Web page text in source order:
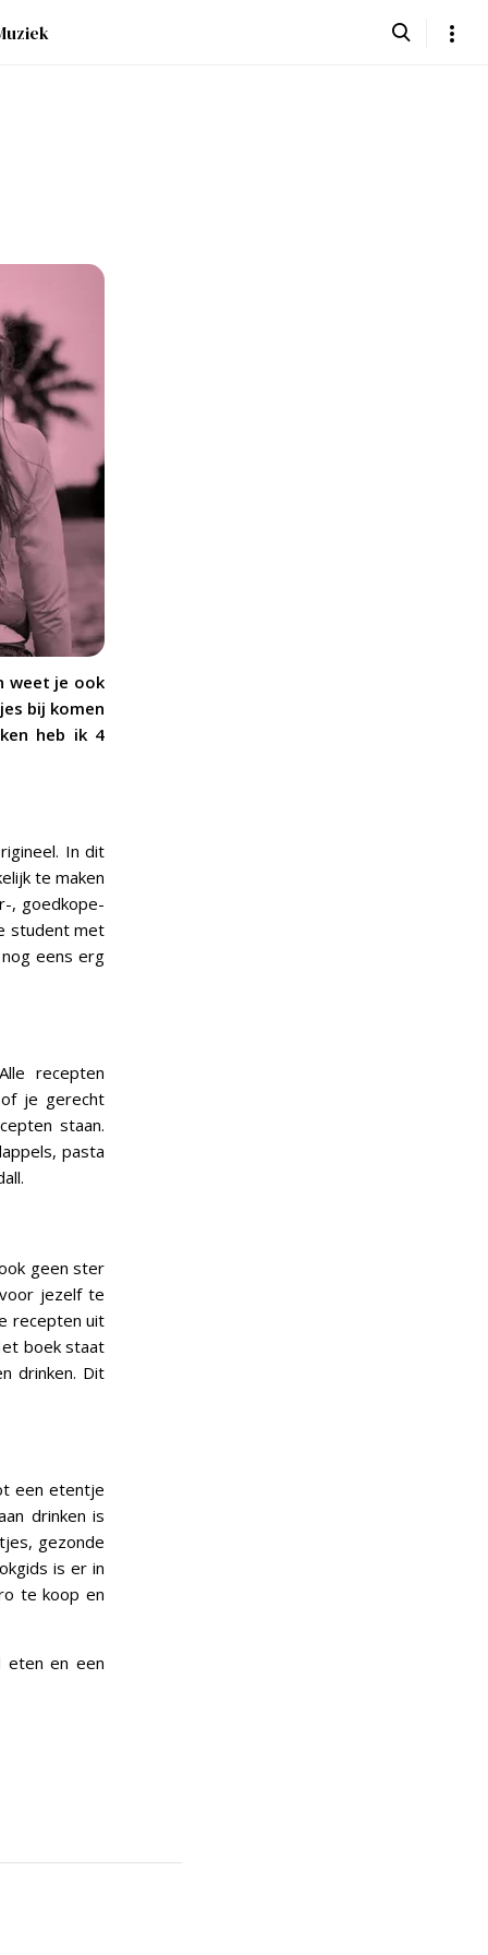
weet je ook
bij komen
heb ik 4
In dit
te maken
, goedkope-
student met
eens erg
recepten
je gerecht
staan.
pasta
geen ster
jezelf te
recepten uit
boek staat
drinken. Dit
een etentje
drinken is
gezonde
is er in
te koop en
eten en een